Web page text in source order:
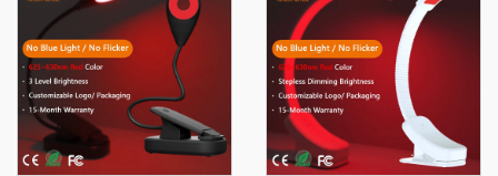
Klipsli LED Kitap Işığı